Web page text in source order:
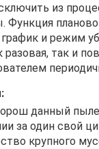
из
Функция
и режим
так и
данный
за один свой
крупного